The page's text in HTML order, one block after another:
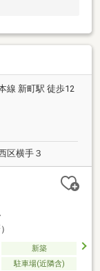
線 新町駅 徒歩12
区横手３
）
新築
駐車場(近隣含)